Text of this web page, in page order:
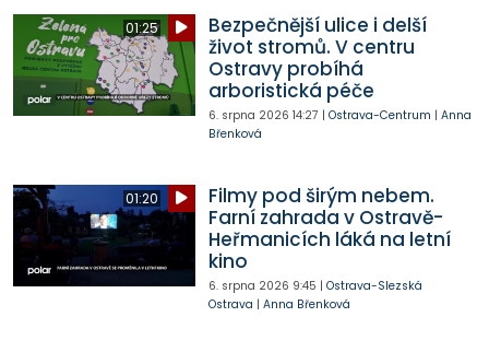
01:25
Bezpečnější ulice i delší
život stromů. V centru
Ostravy probíhá
arboristická péče
6. srpna 2026 14:27 | Ostrava-Centrum | Anna
Břenková
01:20
Filmy pod širým nebem.
Farní zahrada v Ostravě-
Heřmanicích láká na letní
kino
6. srpna 2026 9:45 | Ostrava-Slezská
Ostrava | Anna Břenková